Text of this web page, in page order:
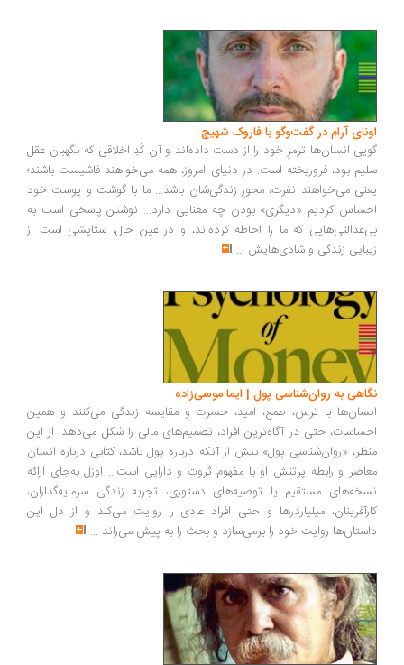
آرام در گفت‌وگو با فاروک شهیچ‭
انسان‌ها ترمزِ خود را از دست داده‌اند و آن کُدِ اخلاقی که نگهبان عقل
بود، فروریخته است. در دنیای امروز، همه می‌خواهند فاشیست باشند؛
می‌خواهند نفرت، محورِ زندگی‌شان باشد... ما با گوشت و پوست خود
کردیم «دیگری» بودن چه معنایی دارد... نوشتن پاسخی است به
که ما را احاطه کرده‌اند، و در عین حال، ستایشی است از
زندگی و شادی‌هایش...
به روان‌شناسی پول | ایما موسی‌زاده
با ترس، طمع، امید، حسرت و مقایسه زندگی می‌کنند و همین
حتی در آگاه‌ترین افراد، تصمیم‌های مالی را شکل می‌دهد. از این
«روان‌شناسی پول» بیش از آنکه درباره پول باشد، کتابی درباره انسان
و رابطه پرتنش او با مفهوم ثروت و دارایی است... اوزل به‌جای ارائه
مستقیم یا توصیه‌های دستوری، تجربه زندگی سرمایه‌گذاران،
میلیاردرها و حتی افراد عادی را روایت می‌کند و از دل این
روایت خود را برمی‌سازد و بحث را به پیش می‌راند...